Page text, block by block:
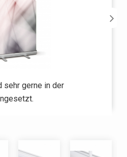
sehr gerne in der